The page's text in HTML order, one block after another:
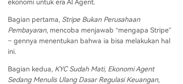
annya, bentuk pembayaran generasi berikutnya
tidak akan dirancang di lapisan pembayaran, tet
api akan muncul dari skenario ekonomi baru set
elah infrastruktur KYA terbangun.
ekonomi untuk era AI Agent.
Bagian pertama, Stripe Bukan Perusahaan
Pembayaran, mencoba menjawab “mengapa Stripe”
– gennya menentukan bahwa ia bisa melakukan hal
ini.
Bagian kedua, KYC Sudah Mati, Ekonomi Agent
Sedang Menulis Ulang Dasar Regulasi Keuangan,